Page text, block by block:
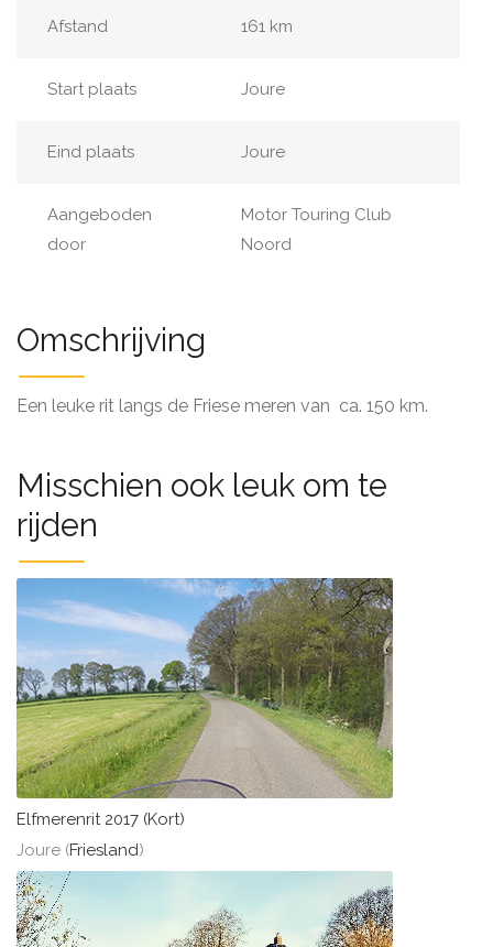
Afstand 161 km
Start plaats Joure
Eind plaats Joure
Aangeboden
door
Motor Touring Club
Noord
Omschrijving
Een leuke rit langs de Friese meren van ca. 150 km.
Misschien ook leuk om te
rijden
Elfmerenrit 2017 (Kort)
Joure (Friesland)